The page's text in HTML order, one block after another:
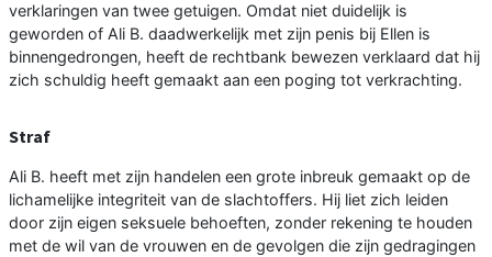
verklaringen van twee getuigen. Omdat niet duidelijk is
geworden of Ali B. daadwerkelijk met zijn penis bij Ellen is
binnengedrongen, heeft de rechtbank bewezen verklaard dat hij
zich schuldig heeft gemaakt aan een poging tot verkrachting.
Straf
Ali B. heeft met zijn handelen een grote inbreuk gemaakt op de
lichamelijke integriteit van de slachtoffers. Hij liet zich leiden
door zijn eigen seksuele behoeften, zonder rekening te houden
met de wil van de vrouwen en de gevolgen die zijn gedragingen